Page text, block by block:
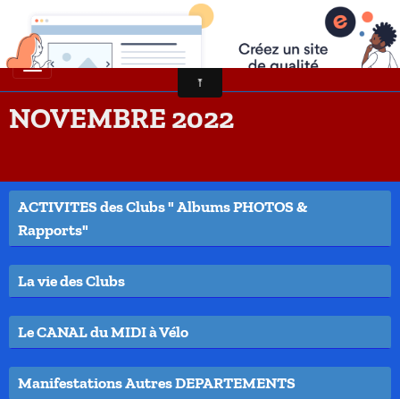
NOVEMBRE 2022
ACTIVITES des Clubs " Albums PHOTOS &
Rapports"
La vie des Clubs
Le CANAL du MIDI à Vélo
Manifestations Autres DEPARTEMENTS